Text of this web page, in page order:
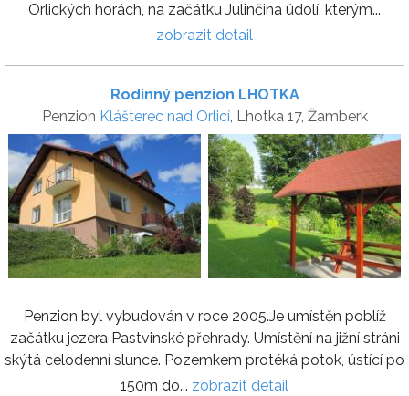
Orlických horách, na začátku Julinčina údolí, kterým...
zobrazit detail
Rodinný penzion LHOTKA
Penzion Klášterec nad Orlicí, Lhotka 17, Žamberk
Penzion byl vybudován v roce 2005.Je umístěn poblíž
začátku jezera Pastvinské přehrady. Umístění na jižní stráni
skýtá celodenní slunce. Pozemkem protéká potok, ústící po
150m do... zobrazit detail